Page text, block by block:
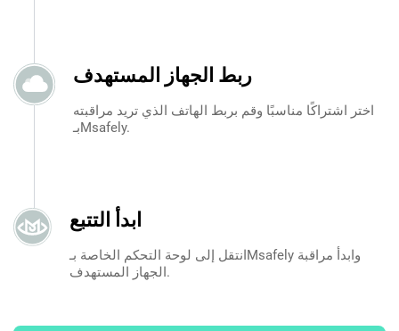
ربط الجهاز المستهدف
اختر اشتراكًا مناسبًا وقم بربط الهاتف الذي تريد مراقبته
بـMsafely.
ابدأ التتبع
انتقل إلى لوحة التحكم الخاصة بـMsafely وابدأ مراقبة
الجهاز المستهدف.